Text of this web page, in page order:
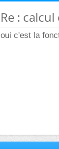
Re :
oui c'est la